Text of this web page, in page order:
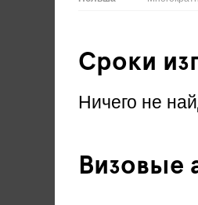
Сроки
Ничего не
Визовые